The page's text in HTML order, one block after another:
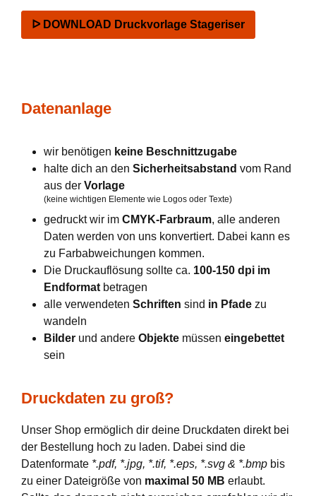
ᐅ DOWNLOAD Druckvorlage Stageriser
Datenanlage
wir benötigen keine Beschnittzugabe
halte dich an den Sicherheitsabstand vom Rand
aus der Vorlage
(keine wichtigen Elemente wie Logos oder Texte)
gedruckt wir im CMYK-Farbraum, alle anderen
Daten werden von uns konvertiert. Dabei kann es
zu Farbabweichungen kommen.
Die Druckauflösung sollte ca. 100-150 dpi im
Endformat betragen
alle verwendeten Schriften sind in Pfade zu
wandeln
Bilder und andere Objekte müssen eingebettet
sein
Druckdaten zu groß?
Unser Shop ermöglich dir deine Druckdaten direkt bei
der Bestellung hoch zu laden. Dabei sind die
Datenformate *.pdf, *.jpg, *.tif, *.eps, *.svg & *.bmp bis
zu einer Dateigröße von maximal 50 MB erlaubt.